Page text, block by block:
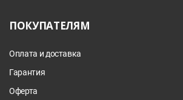
ПОКУПАТЕЛЯМ
Оплата и доставка
Гарантия
Оферта